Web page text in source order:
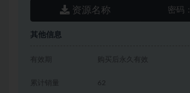
资源名称 密码：
其他信息
有效期 购买后永久有效
累计销量 62